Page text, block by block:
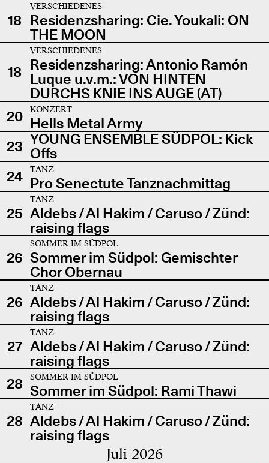
18
VERSCHIEDENES
Residenzsharing: Cie. Youkali: ON
THE MOON
18
VERSCHIEDENES
Residenzsharing: Antonio Ramón
Luque u.v.m.: VON HINTEN
DURCHS KNIE INS AUGE (AT)
20
KONZERT
Hells Metal Army
23 YOUNG ENSEMBLE SÜDPOL: Kick
Offs
24
TANZ
Pro Senectute Tanznachmittag
25
TANZ
Aldebs / Al Hakim / Caruso / Zünd:
raising flags
26
SOMMER IM SÜDPOL
Sommer im Südpol: Gemischter
Chor Obernau
26
TANZ
Aldebs / Al Hakim / Caruso / Zünd:
raising flags
27
TANZ
Aldebs / Al Hakim / Caruso / Zünd:
raising flags
28
SOMMER IM SÜDPOL
Sommer im Südpol: Rami Thawi
28
TANZ
Aldebs / Al Hakim / Caruso / Zünd:
raising flags
Juli 2026